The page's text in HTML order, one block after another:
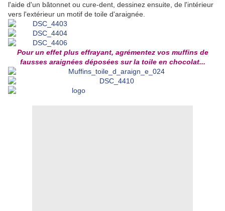
l'aide d'un bâtonnet ou cure-dent, dessinez ensuite, de l'intérieur
vers l'extérieur un motif de toile d'araignée.
Pour un effet plus effrayant, agrémentez vos muffins de
fausses araignées déposées sur la toile en chocolat...